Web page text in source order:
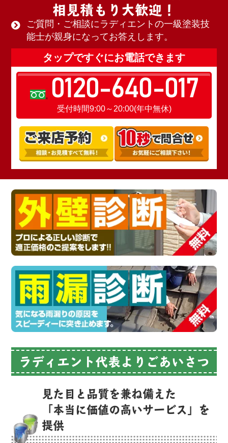
相見積もり大歓迎！
ご質問・ご相談にラディエントの一級塗装技
能士が親身になってお答えします。
タップですぐにお電話できます
0120-640-017
受付時間9:00～20:00(年中無休)
ラディエント代表よりごあいさつ
見た目と品質を兼ね備えた
「本当に価値の高いサービス」を
提供